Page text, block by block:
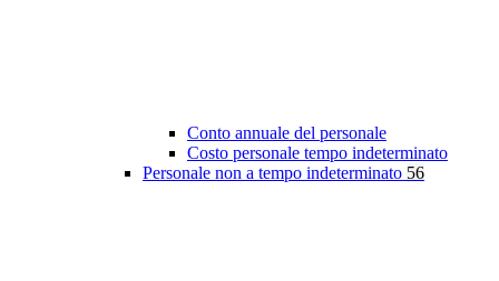
Conto annuale del personale
Costo personale tempo indeterminato
Personale non a tempo indeterminato 56